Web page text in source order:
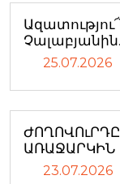
25.07.2026
ԱՌԱՋԱՐԿԻՆ
23.07.2026